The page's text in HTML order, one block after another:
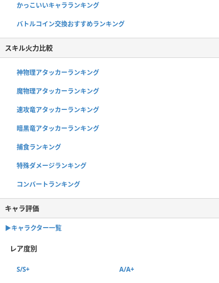
かっこいいキャラランキング
バトルコイン交換おすすめランキング
スキル火力比較
神物理アタッカーランキング
魔物理アタッカーランキング
速攻竜アタッカーランキング
暗黒竜アタッカーランキング
捕食ランキング
特殊ダメージランキング
コンバートランキング
キャラ評価
▶︎キャラクター一覧
レア度別
S/S+ A/A+